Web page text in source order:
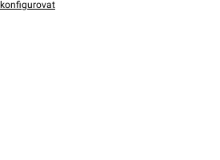
konfigurovat